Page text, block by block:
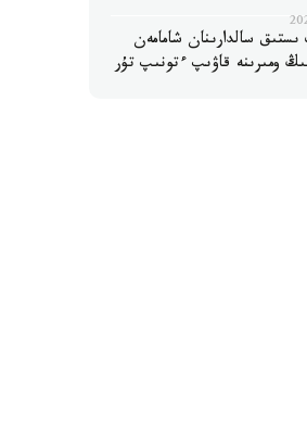
سالدارىنان شامامەن